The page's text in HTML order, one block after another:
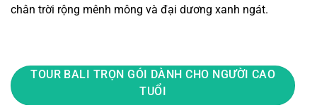
chân trời rộng mênh mông và đại dương xanh ngát.
TOUR BALI TRỌN GÓI DÀNH CHO NGƯỜI CAO
TUỔI